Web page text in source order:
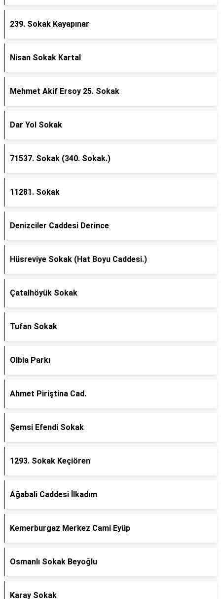
239. Sokak Kayapınar
Nisan Sokak Kartal
Mehmet Akif Ersoy 25. Sokak
Dar Yol Sokak
71537. Sokak (340. Sokak.)
11281. Sokak
Denizciler Caddesi Derince
Hüsreviye Sokak (Hat Boyu Caddesi.)
Çatalhöyük Sokak
Tufan Sokak
Olbia Parkı
Ahmet Piriştina Cad.
Şemsi Efendi Sokak
1293. Sokak Keçiören
Ağabali Caddesi İlkadım
Kemerburgaz Merkez Cami Eyüp
Osmanlı Sokak Beyoğlu
Karay Sokak